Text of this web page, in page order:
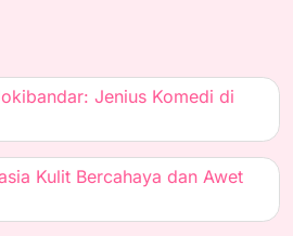
Jenius Komedi di
Kulit Bercahaya dan Awet